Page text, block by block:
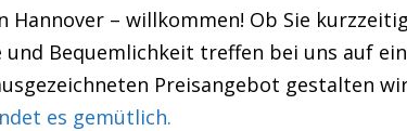
– willkommen! Ob Sie
Bequemlichkeit treffen bei uns auf
Preisangebot gestalten
es gemütlich.